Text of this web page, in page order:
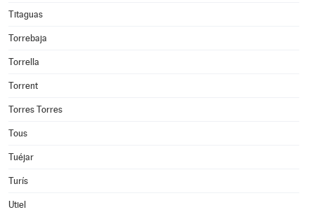
Titaguas
Torrebaja
Torrella
Torrent
Torres Torres
Tous
Tuéjar
Turís
Utiel